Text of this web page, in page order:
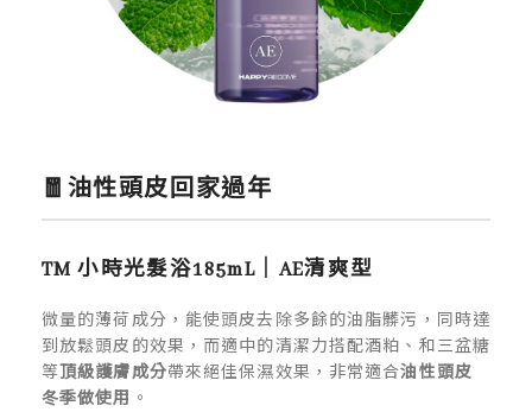
🧧油性頭皮回家過年
TM 小時光髮浴185mL｜AE清爽型
微量的薄荷成分，能使頭皮去除多餘的油脂髒污，同時達
到放鬆頭皮的效果，而適中的清潔力搭配酒粕、和三盆糖
等頂級護膚成分帶來絕佳保濕效果，非常適合油性頭皮
冬季做使用 。